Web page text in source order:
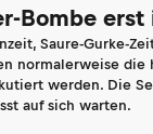
Bombe erst
Saure-Gurke-
normalerweise die
werden. Die
auf sich warten.